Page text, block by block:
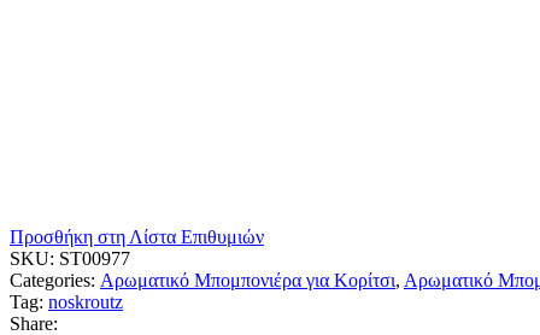
Προσθήκη στη Λίστα Επιθυμιών
SKU: ST00977
Categories: Αρωματικό Μπομπονιέρα για Κορίτσι, Αρωματικό
Tag: noskroutz
Share: